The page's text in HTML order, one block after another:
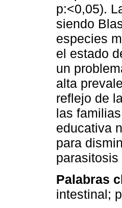
p:<0,05).
siendo
especies
el estado
un
alta
reflejo de
las
educativa
para
parasitosis
Palabras
intestinal;